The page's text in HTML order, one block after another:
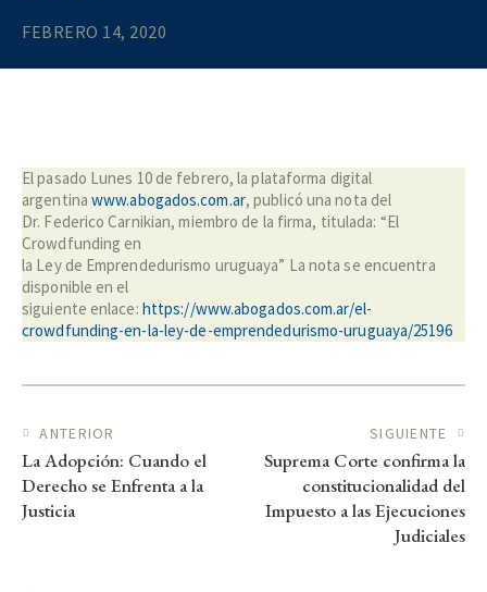
FEBRERO 14, 2020
El pasado Lunes 10 de febrero, la plataforma digital
argentina www.abogados.com.ar, publicó una nota del
Dr. Federico Carnikian, miembro de la firma, titulada: “El
Crowdfunding en
la Ley de Emprendedurismo uruguaya” La nota se encuentra
disponible en el
siguiente enlace: https://www.abogados.com.ar/el-
crowdfunding-en-la-ley-de-emprendedurismo-uruguaya/25196
Navegación
de
entradas
ANTERIOR
La Adopción: Cuando el
Derecho se Enfrenta a la
Justicia
SIGUIENTE
Suprema Corte confirma la
constitucionalidad del
Impuesto a las Ejecuciones
Judiciales